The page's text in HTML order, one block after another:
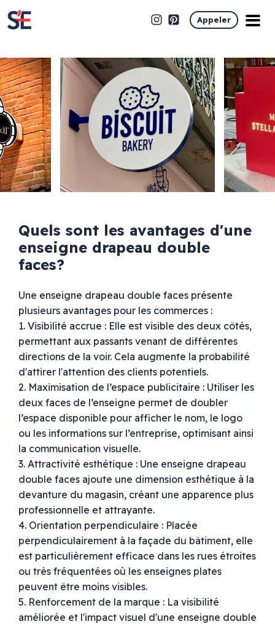
Appeler
Quels sont les avantages d'une
enseigne drapeau double
faces?
Une enseigne drapeau double faces présente
plusieurs avantages pour les commerces :
1. Visibilité accrue : Elle est visible des deux côtés,
permettant aux passants venant de différentes
directions de la voir. Cela augmente la probabilité
d'attirer l'attention des clients potentiels.
2. Maximisation de l’espace publicitaire : Utiliser les
deux faces de l’enseigne permet de doubler
l’espace disponible pour afficher le nom, le logo
ou les informations sur l’entreprise, optimisant ainsi
la communication visuelle.
3. Attractivité esthétique : Une enseigne drapeau
double faces ajoute une dimension esthétique à la
devanture du magasin, créant une apparence plus
professionnelle et attrayante.
4. Orientation perpendiculaire : Placée
perpendiculairement à la façade du bâtiment, elle
est particulièrement efficace dans les rues étroites
ou très fréquentées où les enseignes plates
peuvent être moins visibles.
5. Renforcement de la marque : La visibilité
améliorée et l'impact visuel d'une enseigne double